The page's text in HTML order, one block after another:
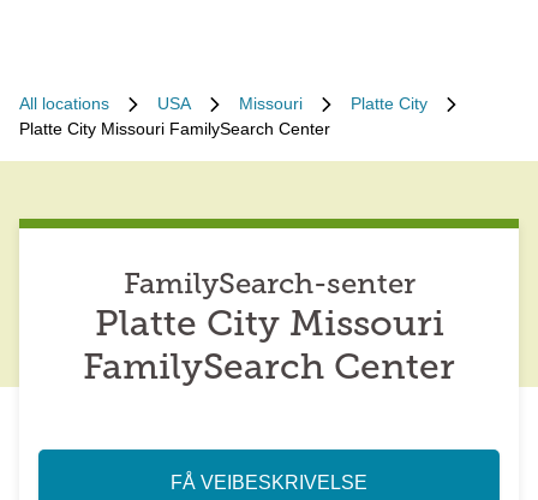
All locations USA Missouri
Platte City
Platte City Missouri FamilySearch Center
FamilySearch-senter
Platte City Missouri
FamilySearch Center
FÅ VEIBESKRIVELSE